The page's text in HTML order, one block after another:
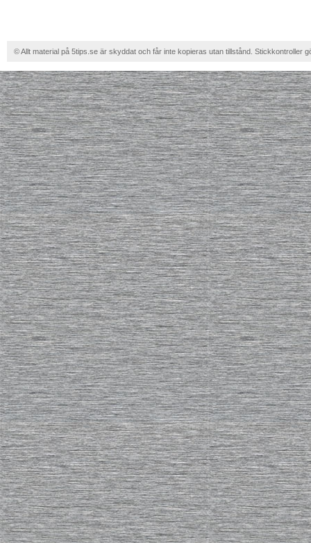
© Allt material på 5tips.se är skyddat och får inte kopieras utan tillstånd. Stickkontroller